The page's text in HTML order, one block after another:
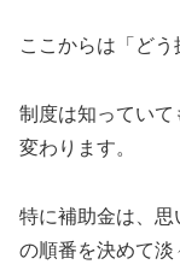
ここからは「どう
制度は知ってい
変わります。
特に補助金は、
の順番を決めて淡